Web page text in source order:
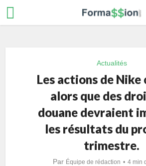
Actualités
Les actions de
alors que des
douane devraient
les résultats du
trimestre.
Par Équipe de rédaction 4 min